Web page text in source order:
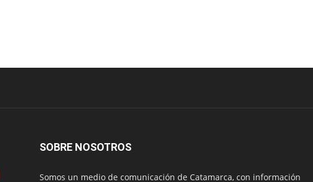
SOBRE NOSOTROS
Somos un medio de comunicación de Catamarca, con información